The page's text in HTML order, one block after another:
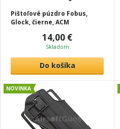
Pištoľové púzdro Fobus,
Glock, čierne, ACM
14,00 €
Skladom
Do košíka
NOVINKA